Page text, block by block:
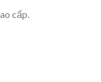
cấp.